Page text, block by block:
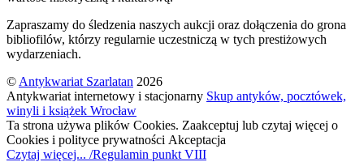
Zapraszamy do śledzenia naszych aukcji oraz dołączenia do grona
bibliofilów, którzy regularnie uczestniczą w tych prestiżowych
wydarzeniach.
© Antykwariat Szarlatan 2026
Antykwariat internetowy i stacjonarny Skup antyków, pocztówek,
winyli i książek Wrocław
Ta strona używa plików Cookies. Zaakceptuj lub czytaj więcej o
Cookies i polityce prywatności Akceptacja
Czytaj więcej... /Regulamin punkt VIII